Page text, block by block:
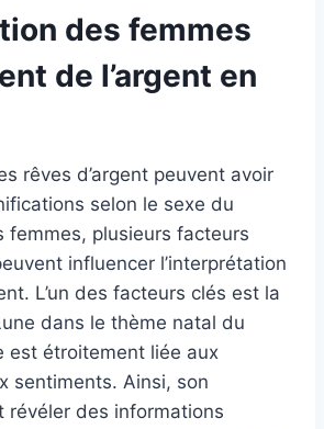
des femmes
de l’argent en
rêves d’argent peuvent avoir
selon le sexe du
femmes, plusieurs facteurs
influencer l’interprétation
L’un des facteurs clés est la
dans le thème natal du
est étroitement liée aux
sentiments. Ainsi, son
révéler des informations